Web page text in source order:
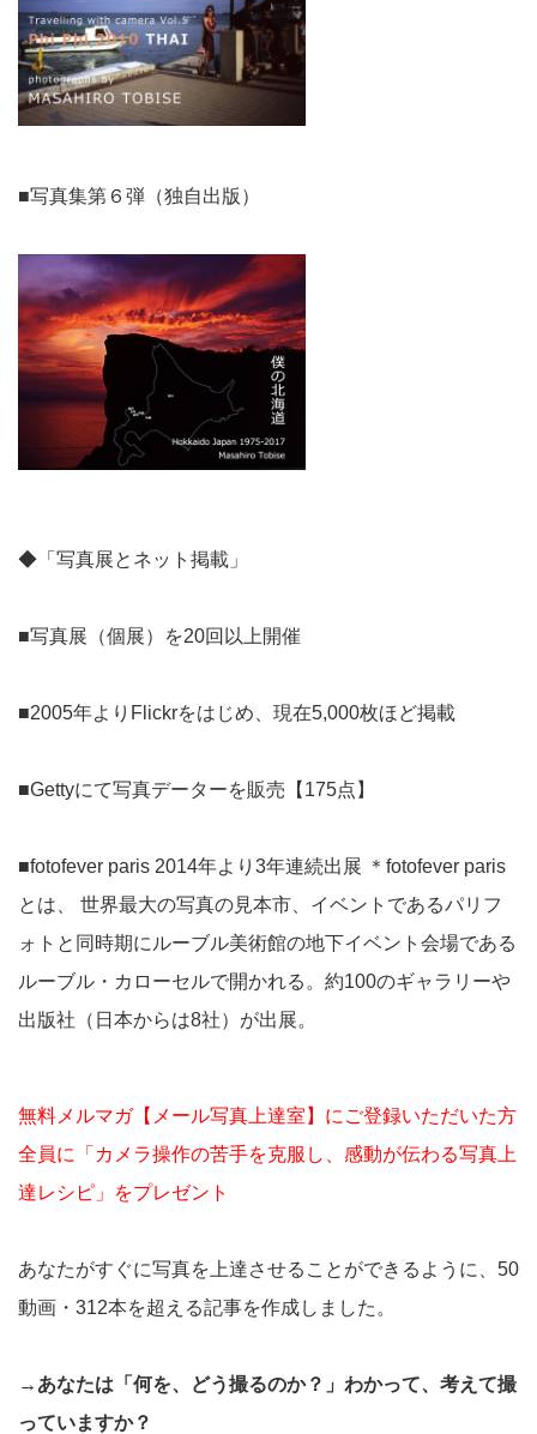
■写真集第６弾（独自出版）
◆「写真展とネット掲載」
■写真展（個展）を20回以上開催
■2005年よりFlickrをはじめ、現在5,000枚ほど掲載
■Gettyにて写真データーを販売【175点】
■fotofever paris 2014年より3年連続出展 ＊fotofever paris
とは、 世界最大の写真の見本市、イベントであるパリフ
ォトと同時期にルーブル美術館の地下イベント会場である
ルーブル・カローセルで開かれる。約100のギャラリーや
出版社（日本からは8社）が出展。
無料メルマガ【メール写真上達室】にご登録いただいた方
全員に「カメラ操作の苦手を克服し、感動が伝わる写真上
達レシピ」をプレゼント
あなたがすぐに写真を上達させることができるように、50
動画・312本を超える記事を作成しました。
→あなたは「何を、どう撮るのか？」わかって、考えて撮
っていますか？